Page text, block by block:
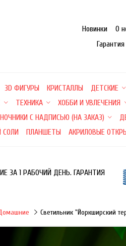
Новинки О
Гарантия
3D ФИГУРЫ КРИСТАЛЛЫ ДЕТСКИЕ
ТЕХНИКА ХОББИ И УВЛЕЧЕНИЯ
НОЧНИКИ С НАДПИСЬЮ (НА ЗАКАЗ)
СОЛИ
ПЛАНШЕТЫ АКРИЛОВЫЕ
ЗА 1 РАБОЧИЙ ДЕНЬ. ГАРАНТИЯ
Светильник "Йоркширский